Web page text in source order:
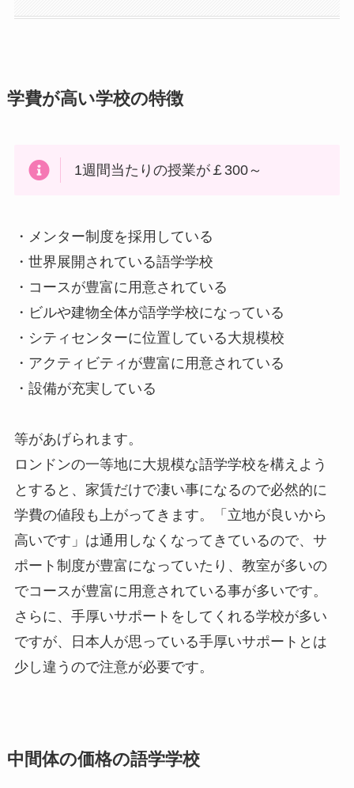
学費が高い学校の特徴
1週間当たりの授業が￡300～
・メンター制度を採用している
・世界展開されている語学学校
・コースが豊富に用意されている
・ビルや建物全体が語学学校になっている
・シティセンターに位置している大規模校
・アクティビティが豊富に用意されている
・設備が充実している
等があげられます。
ロンドンの一等地に大規模な語学学校を構えよう
とすると、家賃だけで凄い事になるので必然的に
学費の値段も上がってきます。「立地が良いから
高いです」は通用しなくなってきているので、サ
ポート制度が豊富になっていたり、教室が多いの
でコースが豊富に用意されている事が多いです。
さらに、手厚いサポートをしてくれる学校が多い
ですが、日本人が思っている手厚いサポートとは
少し違うので注意が必要です。
中間体の価格の語学学校